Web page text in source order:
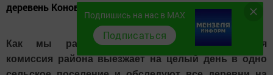
деревень Коноваловского сельского поселения.
Как мы ранее сообщали, административная
комиссия района выезжает на целый день в одно
Подпишись на нас в MAX
Подписаться